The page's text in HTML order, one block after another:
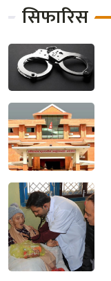
सिफारिस